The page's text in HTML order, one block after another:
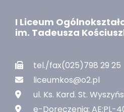
I Liceum
im. Tadeusza
tel./fax(025)798 29 25
liceumkos@o2.pl
ul. Ks. Kard. St.
e-Doręczenia: AE:PL-